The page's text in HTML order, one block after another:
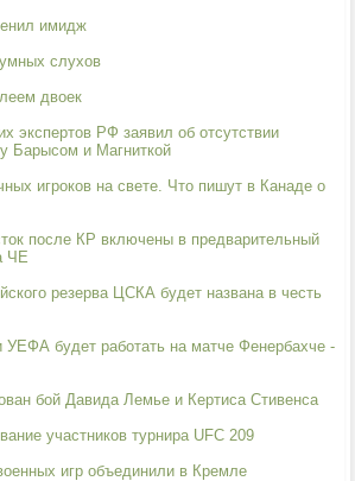
имидж
слухов
двоек
экспертов РФ заявил об отсутствии
Барысом и Магниткой
игроков на свете. Что пишут в Канаде о
после КР включены в предварительный
ЧЕ
резерва ЦСКА будет названа в честь
УЕФА будет работать на матче Фенербахче -
бой Давида Лемье и Кертиса Стивенса
участников турнира UFC 209
игр объединили в Кремле